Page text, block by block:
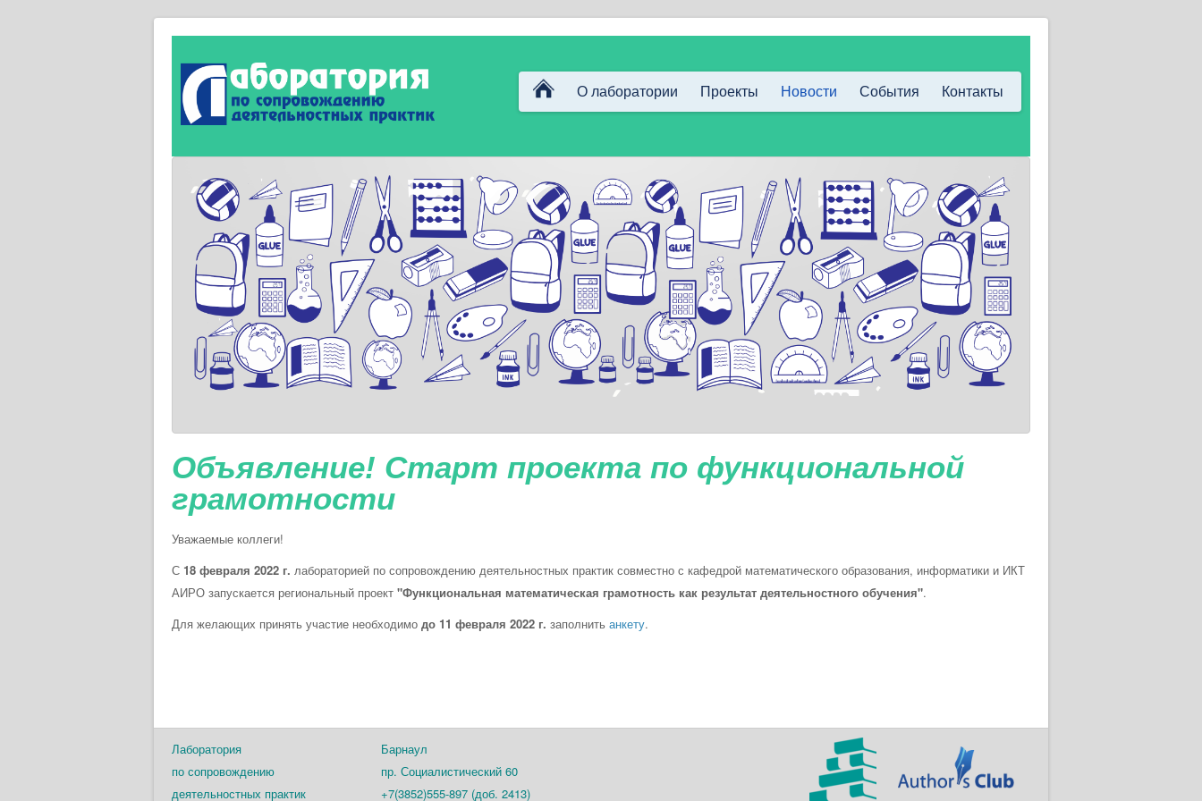
О лаборатории Проекты Новости События Контакты
Объявление! Старт проекта по функциональной
грамотности
Уважаемые коллеги!
С 18 февраля 2022 г. лабораторией по сопровождению деятельностных практик совместно с кафедрой математического образования, информатики и ИКТ
АИРО запускается региональный проект "Функциональная математическая грамотность как результат деятельностного обучения".
Для желающих принять участие необходимо до 11 февраля 2022 г. заполнить анкету.
Лаборатория
по сопровождению
деятельностных практик
Барнаул
пр. Социалистический 60
+7(3852)555-897 (доб. 2413)